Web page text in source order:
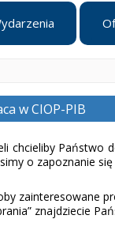
w CIOP-PIB
chcieliby Państwo
o zapoznanie
zainteresowane
znajdziecie